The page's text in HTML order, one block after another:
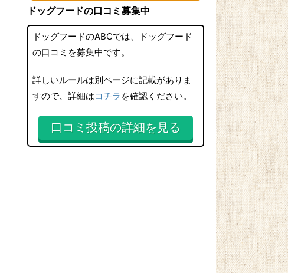
ドッグフードの口コミ募集中
ドッグフードのABCでは、ドッグフード
の口コミを募集中です。
詳しいルールは別ページに記載がありま
すので、詳細はコチラ を確認ください。
口コミ投稿の詳細を見る